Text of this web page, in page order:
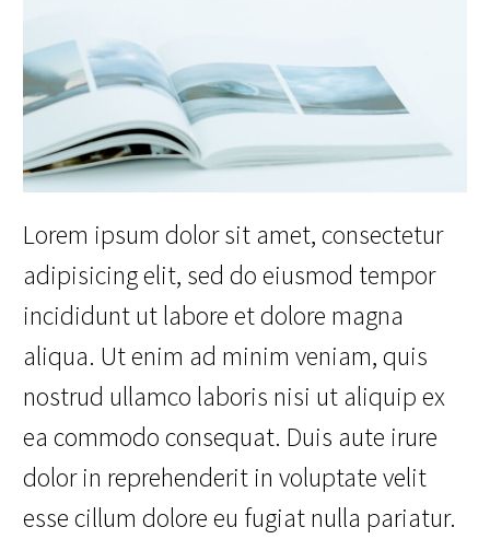
Lorem ipsum dolor sit amet, consectetur
adipisicing elit, sed do eiusmod tempor
incididunt ut labore et dolore magna
aliqua. Ut enim ad minim veniam, quis
nostrud ullamco laboris nisi ut aliquip ex
ea commodo consequat. Duis aute irure
dolor in reprehenderit in voluptate velit
esse cillum dolore eu fugiat nulla pariatur.